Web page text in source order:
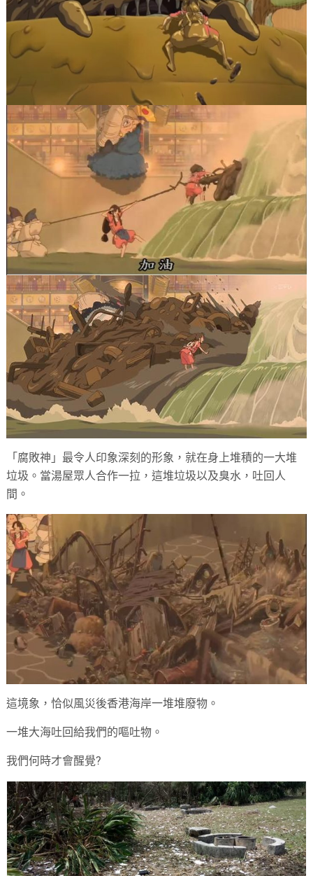
「腐敗神」最令人印象深刻的形象，就在身上堆積的一大堆
垃圾。當湯屋眾人合作一拉，這堆垃圾以及臭水，吐回人
間。
這境象，恰似風災後香港海岸一堆堆廢物。
一堆大海吐回給我們的嘔吐物。
我們何時才會醒覺?